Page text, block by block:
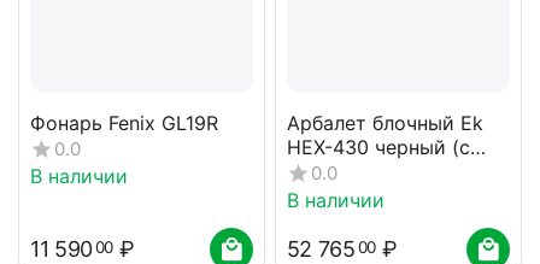
Фонарь Fenix GL19R
0.0
В наличии
11 59000 ₽
Арбалет блочный Ek
HEX-430 черный (c
комплектацией)
0.0
В наличии
52 76500 ₽